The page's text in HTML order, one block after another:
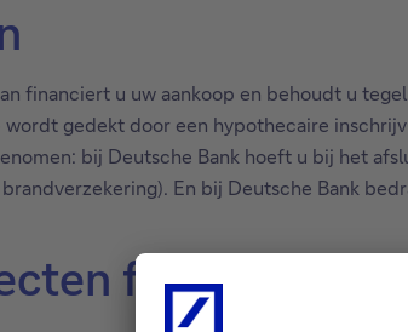
financiert u uw aankoop en behoudt u
gedekt door een hypothecaire
bij Deutsche Bank hoeft u bij het
En bij Deutsche Bank
financieren